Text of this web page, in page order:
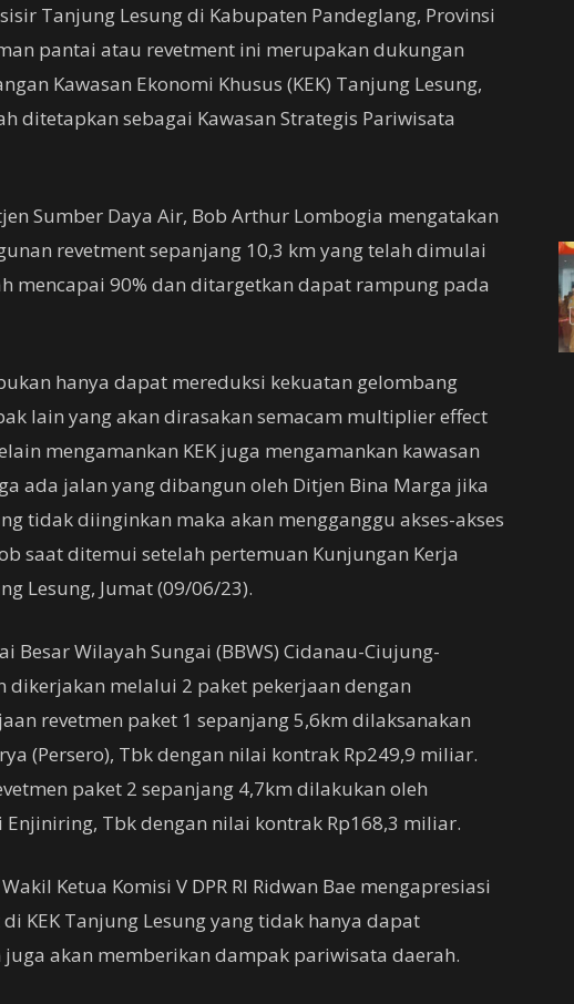
Tanjung Lesung di Kabupaten Pandeglang, Provinsi
pantai atau revetment ini merupakan dukungan
Kawasan Ekonomi Khusus (KEK) Tanjung Lesung,
ditetapkan sebagai Kawasan Strategis Pariwisata
Sumber Daya Air, Bob Arthur Lombogia mengatakan
revetment sepanjang 10,3 km yang telah dimulai
mencapai 90% dan ditargetkan dapat rampung pada
hanya dapat mereduksi kekuatan gelombang
lain yang akan dirasakan semacam multiplier effect
mengamankan KEK juga mengamankan kawasan
ada jalan yang dibangun oleh Ditjen Bina Marga jika
tidak diinginkan maka akan mengganggu akses-akses
saat ditemui setelah pertemuan Kunjungan Kerja
Lesung, Jumat (09/06/23).
Besar Wilayah Sungai (BBWS) Cidanau-Ciujung-
dikerjakan melalui 2 paket pekerjaan dengan
revetmen paket 1 sepanjang 5,6km dilaksanakan
(Persero), Tbk dengan nilai kontrak Rp249,9 miliar.
paket 2 sepanjang 4,7km dilakukan oleh
Tbk dengan nilai kontrak Rp168,3 miliar.
Ketua Komisi V DPR RI Ridwan Bae mengapresiasi
KEK Tanjung Lesung yang tidak hanya dapat
akan memberikan dampak pariwisata daerah.